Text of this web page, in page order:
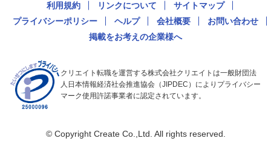
利用規約 リンクについて
サイトマップ
プライバシーポリシー
ヘルプ 会社概要
お問い合わせ
掲載をお考えの企業様へ
クリエイト転職を運営する株式会社クリエイトは一般財団法
人日本情報経済社会推進協会（JIPDEC）によりプライバシー
マーク使用許諾事業者に認定されています。
© Copyright Create Co.,Ltd. All rights reserved.